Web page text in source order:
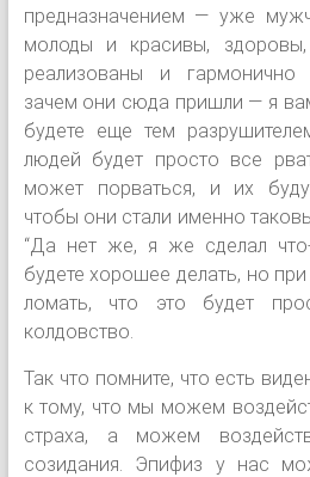
предназначением — уже
молоды и красивы,
реализованы и гармонично
зачем они сюда пришли — я
будете еще тем
людей будет просто все
может порваться, и их
чтобы они стали именно
“Да нет же, я же сделал
будете хорошее делать, но
ломать, что это будет
колдовство.
Так что помните, что есть
к тому, что мы можем
страха, а можем
созидания. Эпифиз у нас